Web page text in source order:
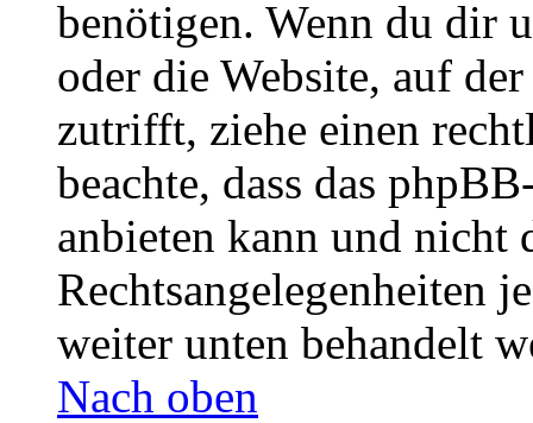
benötigen. Wenn du dir
oder die Website, auf
zutrifft, ziehe einen
beachte, dass das
anbieten kann und nicht
Rechtsangelegenheiten
weiter unten behandelt
Nach oben